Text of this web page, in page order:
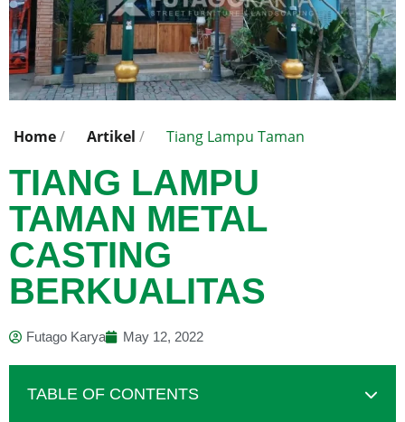
Home/ Artikel / Tiang Lampu Taman
TIANG LAMPU
TAMAN METAL
CASTING
BERKUALITAS
Futago Karya May 12, 2022
TABLE OF CONTENTS